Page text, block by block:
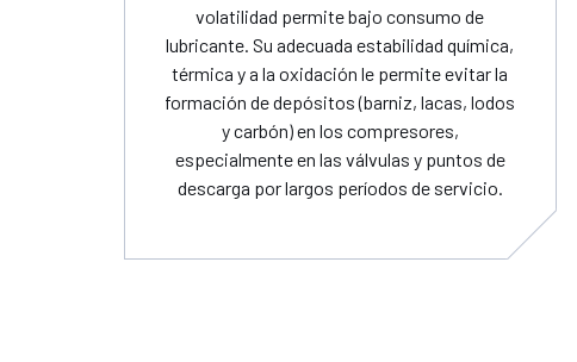
volatilidad permite bajo consumo de
lubricante. Su adecuada estabilidad química,
térmica y a la oxidación le permite evitar la
formación de depósitos (barniz, lacas, lodos
y carbón) en los compresores,
especialmente en las válvulas y puntos de
descarga por largos períodos de servicio.